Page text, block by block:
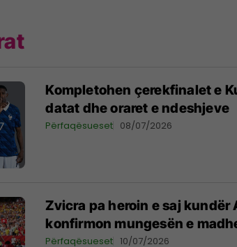
Kompletohen çerekfinalet e
datat dhe oraret e ndeshjeve
Përfaqësueset 08/07/2026
Zvicra pa heroin e saj kundër
konfirmon mungesën e
Përfaqësueset 10/07/2026